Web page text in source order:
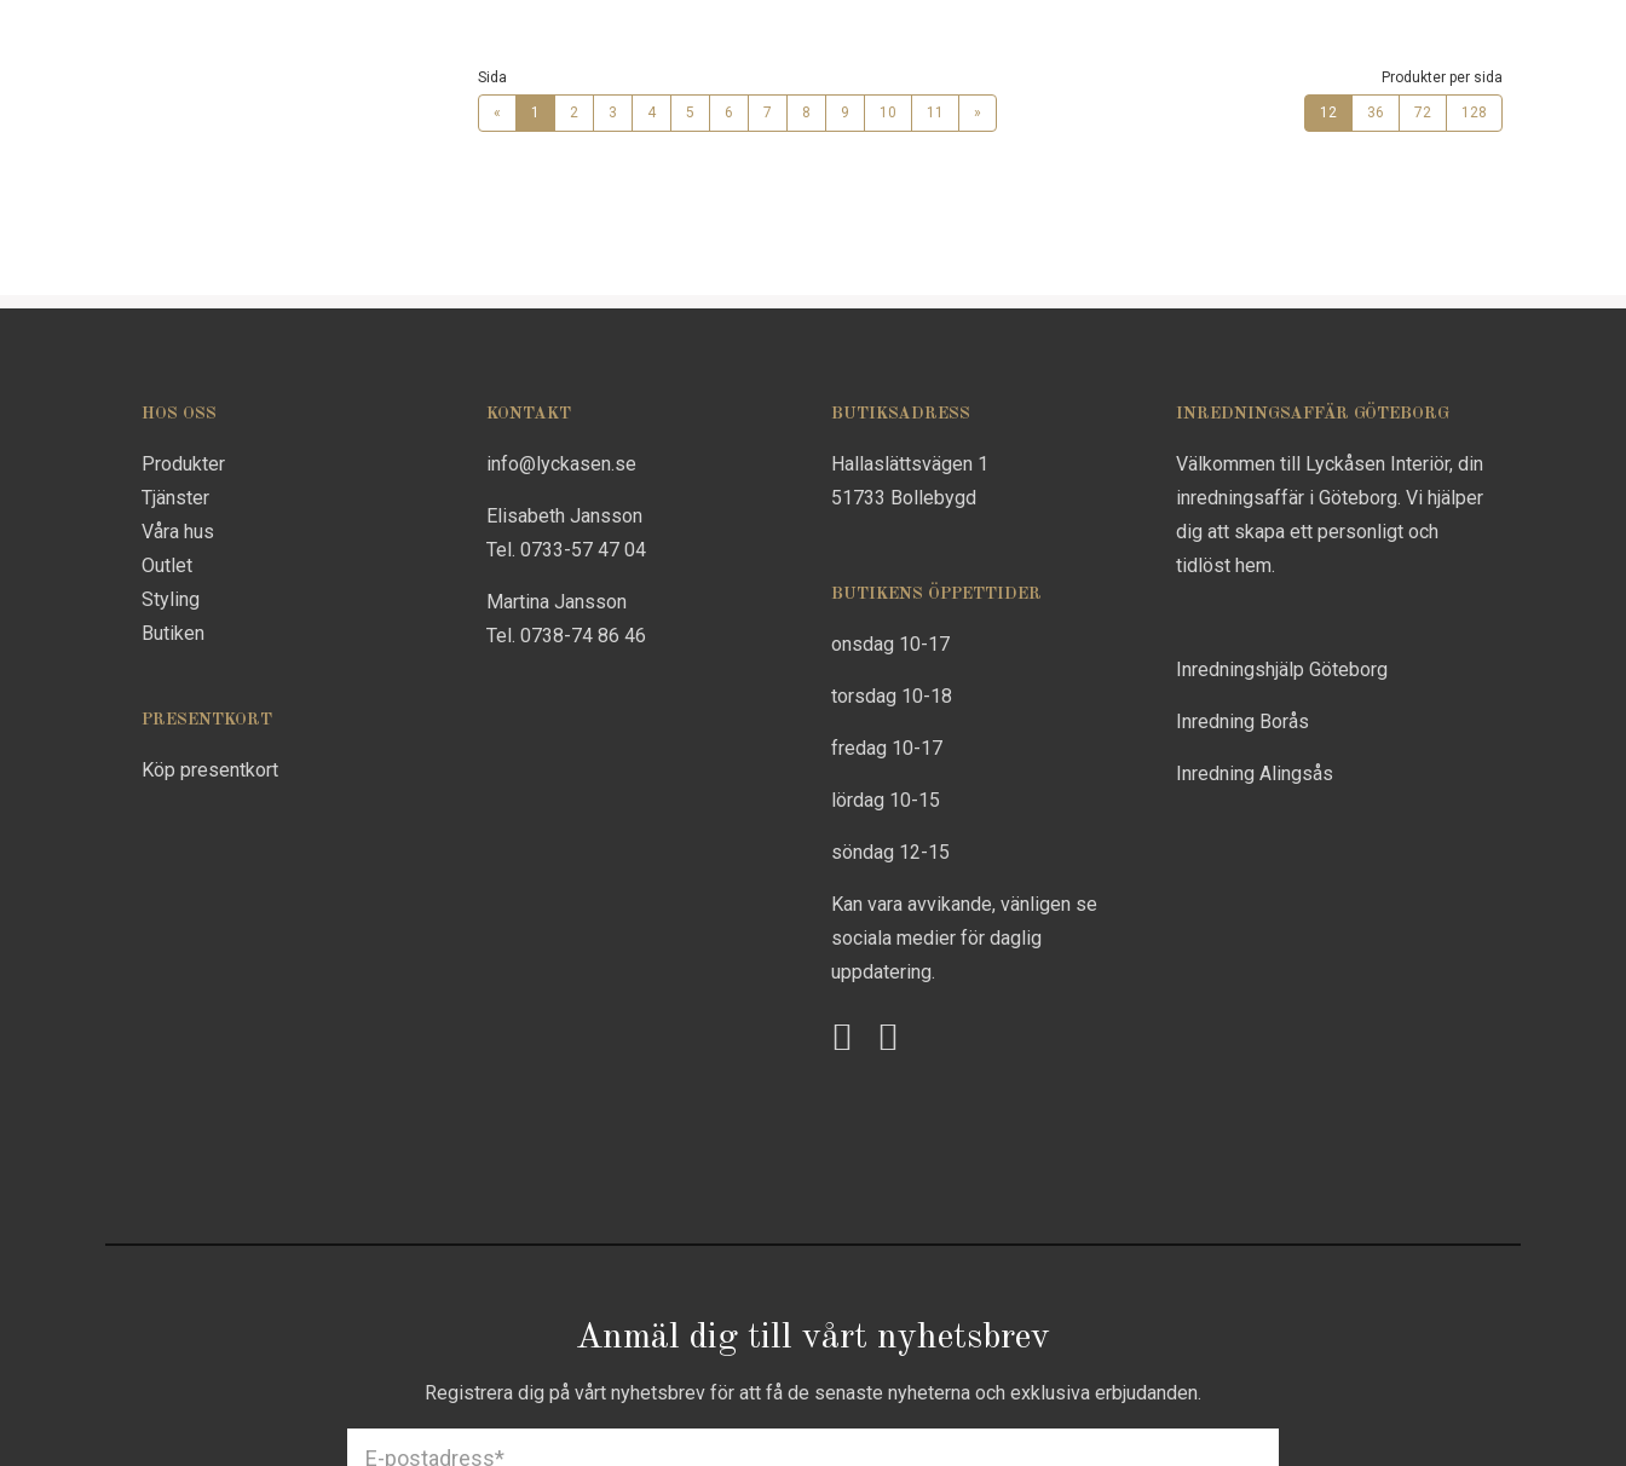
Sida
« 1 2 3 4 5 6 7 8 9 10 11 »
Produkter per sida
12 36 72 128
HOS OSS
Produkter
Tjänster
Våra hus
Outlet
Styling
Butiken
PRESENTKORT
Köp presentkort
KONTAKT
info@lyckasen.se
Elisabeth Jansson
Tel. 0733-57 47 04
Martina Jansson
Tel. 0738-74 86 46
BUTIKSADRESS
Hallaslättsvägen 1
51733 Bollebygd
BUTIKENS ÖPPETTIDER
onsdag 10-17
torsdag 10-18
fredag 10-17
lördag 10-15
söndag 12-15
Kan vara avvikande, vänligen se
sociala medier för daglig
uppdatering.
INREDNINGSAFFÄR GÖTEBORG
Välkommen till Lyckåsen Interiör, din
inredningsaffär i Göteborg. Vi hjälper
dig att skapa ett personligt och
tidlöst hem.
Inredningshjälp Göteborg
Inredning Borås
Inredning Alingsås
Anmäl dig till vårt nyhetsbrev
Registrera dig på vårt nyhetsbrev för att få de senaste nyheterna och exklusiva erbjudanden.